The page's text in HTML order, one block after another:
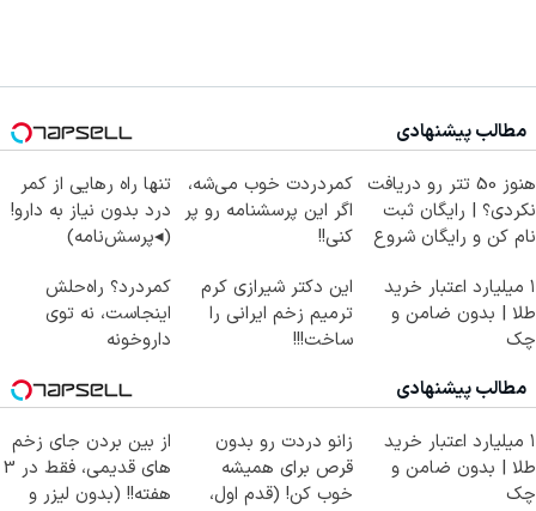
مطالب پیشنهادی
هنوز 50 تتر رو دریافت
نکردی؟ | رایگان ثبت
نام کن و رایگان شروع
کمردردت خوب می‌شه،
اگر این پرسشنامه رو پر
کنی!!
تنها راه رهایی از کمر
درد بدون نیاز به دارو!
(◂پرسش‌نامه)
۱ میلیارد اعتبار خرید
طلا | بدون ضامن و
چک
این دکتر شیرازی کرم
ترمیم زخم ایرانی را
ساخت!!!
کمردرد؟ راه‌حلش
اینجاست، نه توی
داروخونه
مطالب پیشنهادی
۱ میلیارد اعتبار خرید
طلا | بدون ضامن و
چک
زانو دردت رو بدون
قرص برای همیشه
خوب کن! (قدم اول،
از بین بردن جای زخم
های قدیمی، فقط در 3
هفته!! (بدون لیزر و